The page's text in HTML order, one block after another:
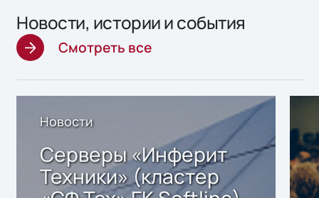
Новости, истории и события
Смотреть все
Новости
Серверы «Инферит
Техники» (кластер